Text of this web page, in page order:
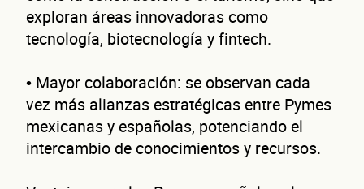
exploran áreas innovadoras como
tecnología, biotecnología y fintech.
• Mayor colaboración: se observan cada
vez más alianzas estratégicas entre Pymes
mexicanas y españolas, potenciando el
intercambio de conocimientos y recursos.